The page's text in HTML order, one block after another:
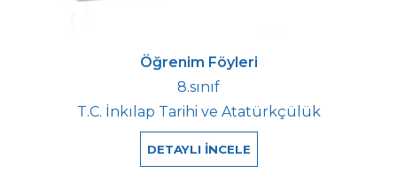
Öğrenim Föyleri
8.sınıf
T.C. İnkılap Tarihi ve Atatürkçülük
DETAYLI İNCELE